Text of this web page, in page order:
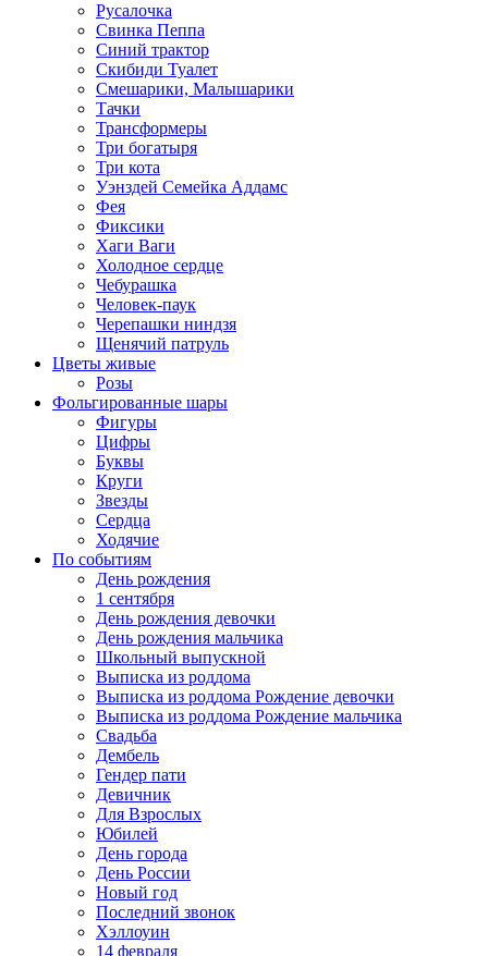
Русалочка
Свинка Пеппа
Синий трактор
Скибиди Туалет
Смешарики, Малышарики
Тачки
Трансформеры
Три богатыря
Три кота
Уэнздей Семейка Аддамс
Фея
Фиксики
Хаги Ваги
Холодное сердце
Чебурашка
Человек-паук
Черепашки ниндзя
Щенячий патруль
Цветы живые
Розы
Фольгированные шары
Фигуры
Цифры
Буквы
Круги
Звезды
Сердца
Ходячие
По событиям
День рождения
1 сентября
День рождения девочки
День рождения мальчика
Школьный выпускной
Выписка из роддома
Выписка из роддома Рождение девочки
Выписка из роддома Рождение мальчика
Свадьба
Дембель
Гендер пати
Девичник
Для Взрослых
Юбилей
День города
День России
Новый год
Последний звонок
Хэллоуин
14 февраля